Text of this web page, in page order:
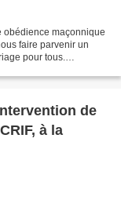
obédience maçonnique
faire parvenir un
pour tous.
de
à la